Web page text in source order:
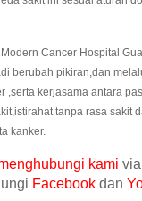
Cancer Hospital
berubah pikiran,dan
kerjasama antara
tanpa rasa sakit
kanker.
kami via
Facebook dan